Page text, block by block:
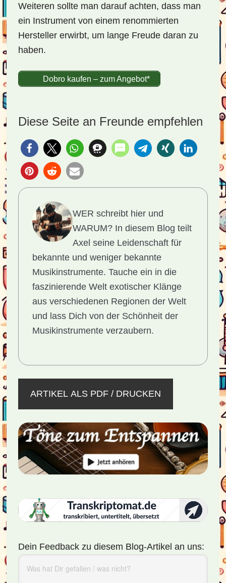
Weiteren sollte man darauf achten, dass man
ein Instrument von einem renommierten
Hersteller erwirbt, um lange Freude daran zu
haben.
Dobro kaufen – zum Angebot*
Diese Seite an Freunde empfehlen
WER schreibt hier und
WARUM?In diesem Blog teilt
Axel seine Leidenschaft für
bekannte und weniger bekannte
Musikinstrumente. Tauche ein in die
faszinierende Welt exotischer Klänge
aus verschiedenen Regionen der Welt
und lass Dich von der Schönheit der
Musikinstrumente verzaubern.
ARTIKEL ALS PDF / DRUCKEN
Dein Feedback zu diesem Blog-Artikel an uns: